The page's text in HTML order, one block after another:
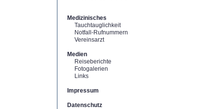
Medizinisches
Tauchtauglichkeit
Notfall-Rufnummern
Vereinsarzt
Medien
Reiseberichte
Fotogalerien
Links
Impressum
Datenschutz